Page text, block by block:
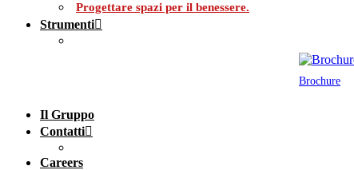
Progettare spazi per il benessere.
Strumenti
Brochure
Il Gruppo
Contatti
Careers